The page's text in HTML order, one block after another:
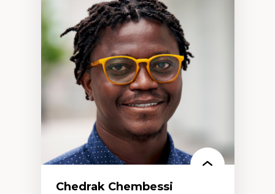
Discours sur la ville et représentations
Mosquées, formes et usages au Canada
Reconnaissance et représentations des
communautés immigrantes dans l'espace
urbain
Design architectural et urbain
Patrimoine et patrimonialisation
Études postcoloniales et décolonisation des
savoirs
Chedrak Chembessi